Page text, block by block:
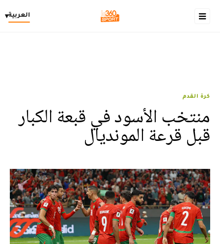
العربية▾
كرة القدم
منتخب الأسود في قبعة الكبار
قبل قرعة المونديال